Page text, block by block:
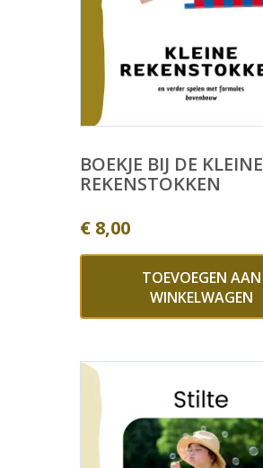
BOEKJE BIJ DE KLEINE
REKENSTOKKEN
€ 8,00
TOEVOEGEN AAN
WINKELWAGEN